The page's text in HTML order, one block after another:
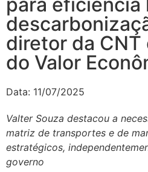
diretor da CNT
do Valor
Data: 11/07/2025
Valter Souza destacou a
matriz de transportes e de
estratégicos,
governo